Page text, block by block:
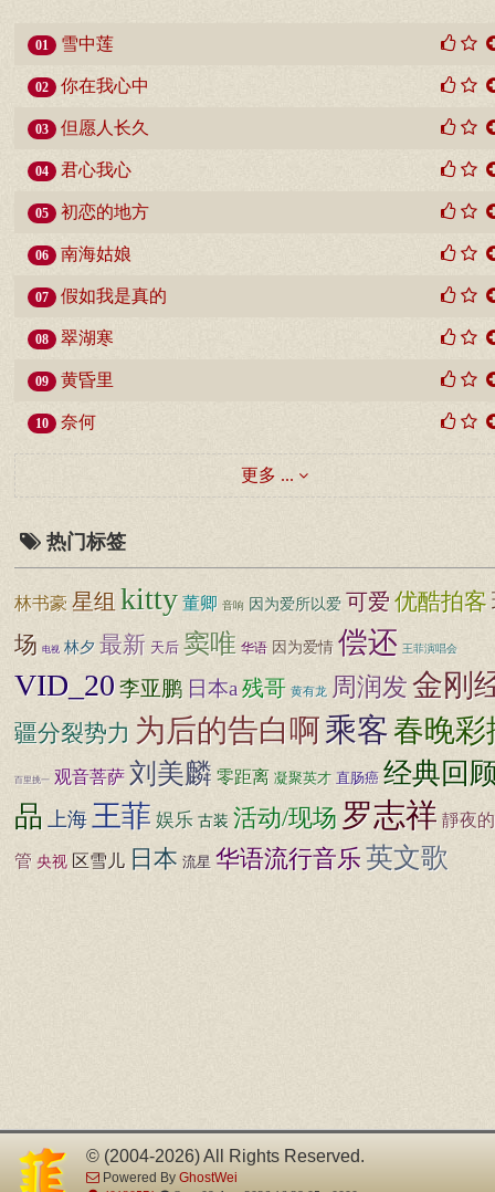
01 雪中莲
02 你在我心中
03 但愿人长久
04 君心我心
05 初恋的地方
06 南海姑娘
07 假如我是真的
08 翠湖寒
09 黄昏里
10 奈何
更多 ...
热门标签
林书豪 星组 kitty 董卿 音响 因为爱所以爱 可爱优酷拍客
场 电视 林夕 最新 天后 窦唯 华语 因为爱情 偿还 王菲演唱会
VID_20李亚鹏 日本a残哥 黄有龙 周润发金刚
疆分裂势力 为后的告白啊乘客春晚彩
百里挑一 观音菩萨 刘美麟 零距离 凝聚英才 直肠癌 经典回
品 上海 王菲 娱乐 古装 活动/现场 罗志祥 靜夜
管 央视 区雪儿 日本 流星 华语流行音乐英文歌
© (2004-2026) All Rights Reserved.
Powered By GhostWei